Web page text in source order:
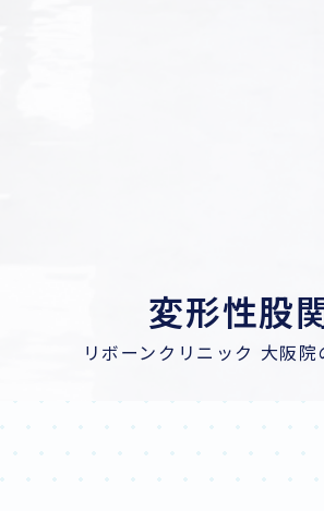
変形性股
リボーンクリニック 大阪